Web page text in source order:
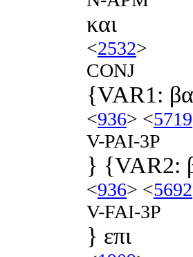
και
<2532>
CONJ
{VAR1:
<936> <5719
V-PAI-3P
} {VAR2:
<936> <5692
V-FAI-3P
} επι